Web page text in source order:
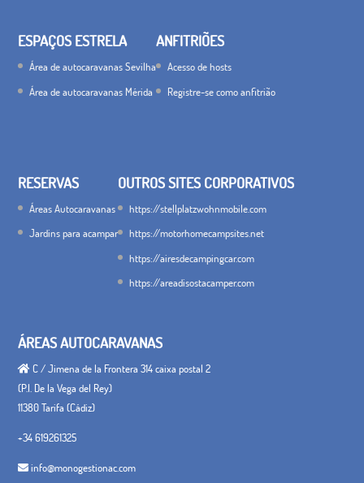
ESPAÇOS ESTRELA
Área de autocaravanas Sevilha
Área de autocaravanas Mérida
ANFITRIÕES
Acesso de hosts
Registre-se como anfitrião
RESERVAS
Áreas Autocaravanas
Jardins para acampar
OUTROS SITES CORPORATIVOS
https://stellplatzwohnmobile.com
https://motorhomecampsites.net
https://airesdecampingcar.com
https://areadisostacamper.com
ÁREAS AUTOCARAVANAS
C / Jimena de la Frontera 314 caixa postal 2
(P.I. De la Vega del Rey)
11380 Tarifa (Cádiz)
+34 619261325
info@monogestionac.com